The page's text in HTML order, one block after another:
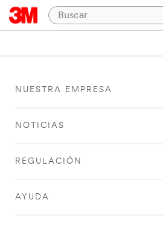
NUESTRA EMPRESA
NOTICIAS
REGULACIÓN
AYUDA